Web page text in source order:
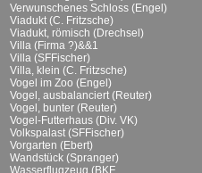
Verwunschenes Schloss (Engel)
Viadukt (C. Fritzsche)
Viadukt, römisch (Drechsel)
Villa (Firma ?)&&1
Villa (SFFischer)
Villa, klein (C. Fritzsche)
Vogel im Zoo (Engel)
Vogel, ausbalanciert (Reuter)
Vogel, bunter (Reuter)
Vogel-Futterhaus (Div. VK)
Volkspalast (SFFischer)
Vorgarten (Ebert)
Wandstück (Spranger)
Wasserflugzeug (BKF